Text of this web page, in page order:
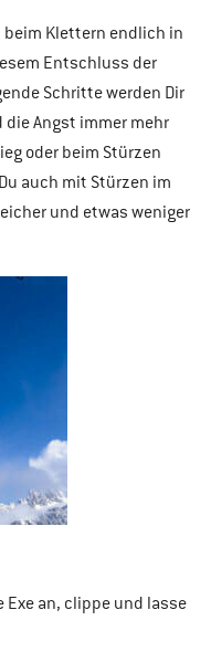
beim Klettern endlich in
Entschluss der
Schritte werden Dir
Angst immer mehr
oder beim Stürzen
auch mit Stürzen im
und etwas weniger
Exe an, clippe und lasse